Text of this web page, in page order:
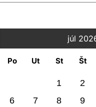
júl
Po Ut St Št
1 2
6
7 8 9